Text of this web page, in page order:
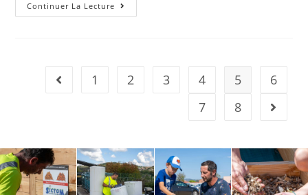
Continuer La Lecture
1 2 3 4 5
6
7
8